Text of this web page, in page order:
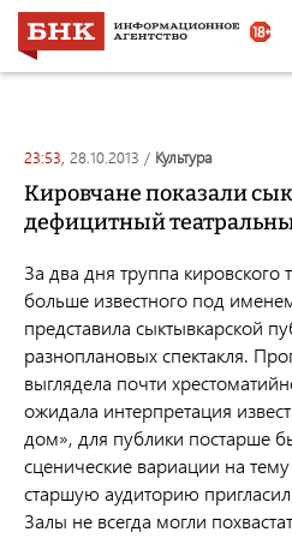
23:53, 28.10.2013 / культура
Кировчане показали
дефицитный
За два дня труппа кировского
больше известного под
представила сыктывкарской
разноплановых спектакля.
выглядела почти
ожидала интерпретация
дом», для публики постарше
сценические вариации на
старшую аудиторию
Залы не всегда могли